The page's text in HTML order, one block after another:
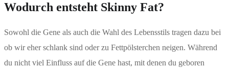
Wodurch entsteht Skinny Fat?
Sowohl die Gene als auch die Wahl des Lebensstils tragen dazu bei
ob wir eher schlank sind oder zu Fettpölsterchen neigen. Während
du nicht viel Einfluss auf die Gene hast, mit denen du geboren